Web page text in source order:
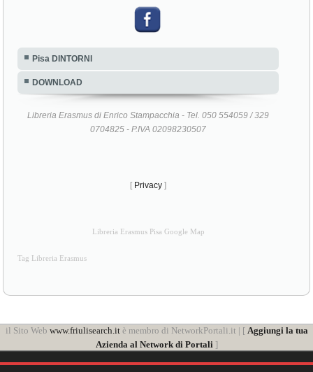
Pisa DINTORNI
DOWNLOAD
Libreria Erasmus di Enrico Stampacchia - Tel. 050 554059 / 329
0704825 - P.IVA 02098230507
[ Privacy ]
Libreria Erasmus Pisa Google Map
Tag Libreria Erasmus
il Sito Web www.friulisearch.itè membro di NetworkPortali.it | [ Aggiungi la tua
Azienda al Network di Portali ]